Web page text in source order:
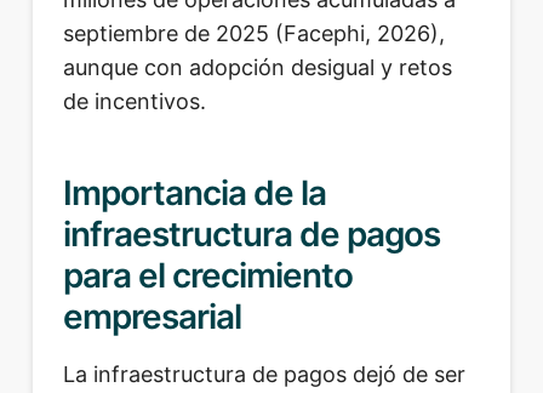
septiembre de 2025 (Facephi, 2026),
aunque con adopción desigual y retos
de incentivos.
Importancia de la
infraestructura de pagos
para el crecimiento
empresarial
La infraestructura de pagos dejó de ser